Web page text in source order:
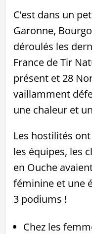
C’est dans un
Garonne,
déroulés les
France de Tir
présent et 28
vaillamment
une chaleur et
Les hostilités
les équipes, les
en Ouche
féminine et une
3 podiums !
Chez les